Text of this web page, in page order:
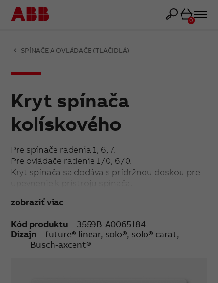
Košík
0
SPÍNAČE A OVLÁDAČE (TLAČIDLÁ)
Kryt spínača
kolískového
Pre spínače radenia 1, 6, 7.
Pre ovládače radenie 1/0, 6/0.
Kryt spínača sa dodáva s prídržnou doskou pre
upevnenie k prístroju spínača.
zobraziť viac
Kód produktu
3559B-A0065184
Dizajn
future® linear, solo®, solo® carat,
Busch-axcent®